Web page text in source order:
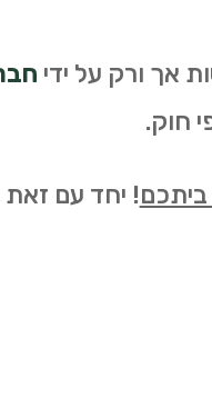
אך ורק על ידי
חוק.
! יחד עם זאת